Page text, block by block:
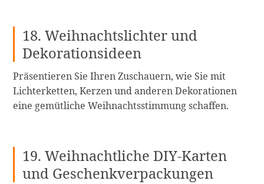
18. Weihnachtslichter und
Dekorationsideen
Präsentieren Sie Ihren Zuschauern, wie Sie mit
Lichterketten, Kerzen und anderen Dekorationen
eine gemütliche Weihnachtsstimmung schaffen.
19. Weihnachtliche DIY-Karten
und Geschenkverpackungen